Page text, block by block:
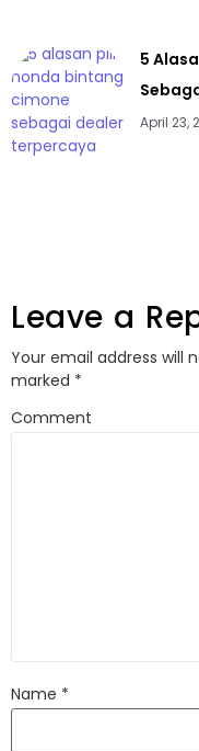
5
April 23,
Leave a
Your email address will
marked *
Comment
Name *